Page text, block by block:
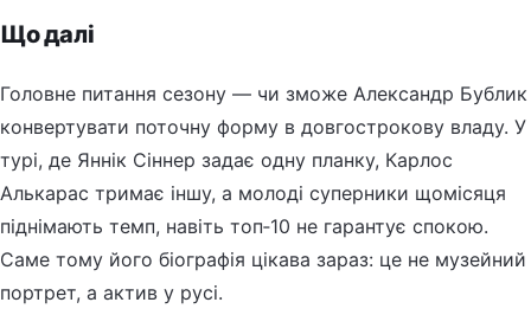
Що далі
Головне питання сезону — чи зможе Александр Бублик
конвертувати поточну форму в довгострокову владу. У
турі, де Яннік Сіннер задає одну планку, Карлос
Алькарас тримає іншу, а молоді суперники щомісяця
піднімають темп, навіть топ‑10 не гарантує спокою.
Саме тому його біографія цікава зараз: це не музейний
портрет, а актив у русі.